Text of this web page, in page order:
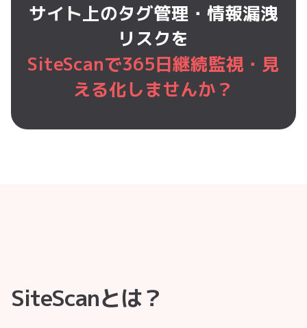
サイト上のタグ管理・情報漏洩
リスクを
SiteScanで365日継続監視・見
える化しませんか？
SiteScanとは？